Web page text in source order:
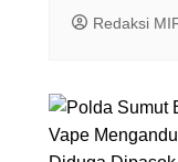
Redaksi